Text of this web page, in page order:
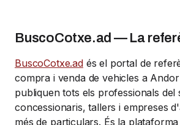
BuscoCotxe.ad — La
BuscoCotxe.adés el portal de
compra i venda de vehicles a
publiquen tots els professionals
concessionaris, tallers i empreses
més de particulars. És la